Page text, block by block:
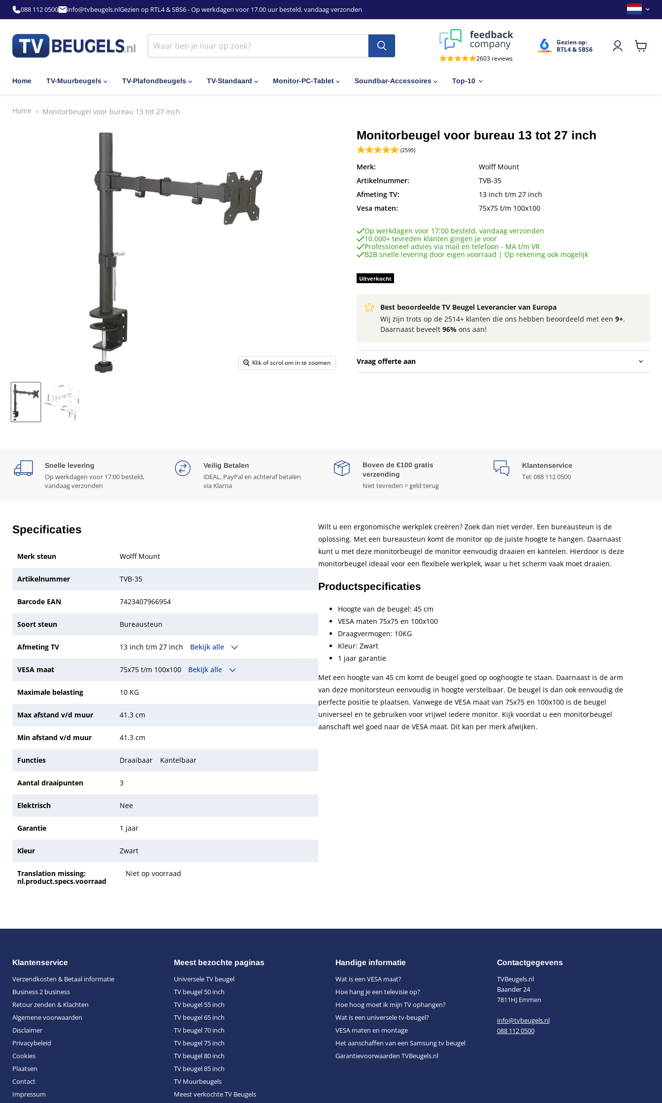
088 112 0500 info@tvbeugels.nlGezien op RTL4 & SBS6 - Op werkdagen voor 17.00 uur besteld, vandaag verzonden Land
2603 reviews
Gezien op:
RTL4 & SBS6
Home TV-Muurbeugels TV-Plafondbeugels TV-Standaard Monitor-PC-Tablet Soundbar-Accessoires Top-10
Home Monitorbeugel voor bureau 13 tot 27 inch
Klik of scrol om in te zoomen
Monitorbeugel voor bureau 13 tot 27 inch
(2595)
Merk:
Wolff Mount
Artikelnummer:
TVB-35
Afmeting TV:
13 inch t/m 27 inch
Vesa maten:
75x75 t/m 100x100
Op werkdagen voor 17:00 besteld, vandaag verzonden
10.000+ tevreden klanten gingen je voor
Professioneel advies via mail en telefoon - MA t/m VR
B2B snelle levering door eigen voorraad | Op rekening ook mogelijk
Uitverkocht
Best beoordeelde TV Beugel Leverancier van Europa
Wij zijn trots op de 2514+ klanten die ons hebben beoordeeld met een 9+.
Daarnaast beveelt 96%ons aan!
Vraag offerte aan
Snelle levering
Op werkdagen voor 17:00 besteld,
vandaag verzonden
Veilig Betalen
iDEAL, PayPal en achteraf betalen
via Klarna
Boven de €100 gratis
verzending
Niet tevreden = geld terug
Klantenservice
Tel: 088 112 0500
Specificaties
Merk steun Wolff Mount
Artikelnummer TVB-35
Barcode EAN 7423407966954
Soort steun Bureausteun
Afmeting TV 13 inch t/m 27 inch Bekijk alle
VESA maat 75x75 t/m 100x100 Bekijk alle
Maximale belasting 10 KG
Max afstand v/d muur 41.3 cm
Min afstand v/d muur 41.3 cm
Functies Draaibaar Kantelbaar
Aantal draaipunten 3
Elektrisch Nee
Garantie 1 jaar
Kleur Zwart
Translation missing:
nl.product.specs.voorraad
Niet op voorraad
Wilt u een ergonomische werkplek creëren? Zoek dan niet verder. Een bureausteun is de
oplossing. Met een bureausteun komt de monitor op de juiste hoogte te hangen. Daarnaast
kunt u met deze monitorbeugel de monitor eenvoudig draaien en kantelen. Hierdoor is deze
monitorbeugel ideaal voor een flexibele werkplek, waar u het scherm vaak moet draaien.
Productspecificaties
Hoogte van de beugel: 45 cm
VESA maten 75x75 en 100x100
Draagvermogen: 10KG
Kleur: Zwart
1 jaar garantie
Met een hoogte van 45 cm komt de beugel goed op ooghoogte te staan. Daarnaast is de arm
van deze monitorsteun eenvoudig in hoogte verstelbaar. De beugel is dan ook eenvoudig de
perfecte positie te plaatsen. Vanwege de VESA maat van 75x75 en 100x100 is de beugel
universeel en te gebruiken voor vrijwel iedere monitor. Kijk voordat u een monitorbeugel
aanschaft wel goed naar de VESA maat. Dit kan per merk afwijken.
Klantenservice
Verzendkosten & Betaal informatie
Business 2 business
Retour zenden & Klachten
Algemene voorwaarden
Disclaimer
Privacybeleid
Cookies
Plaatsen
Contact
Impressum
Meest bezochte paginas
Universele TV beugel
TV beugel 50 inch
TV beugel 55 inch
TV beugel 65 inch
TV beugel 70 inch
TV beugel 75 inch
TV beugel 80 inch
TV beugel 85 inch
TV Muurbeugels
Meest verkochte TV Beugels
Handige informatie
Wat is een VESA maat?
Hoe hang je een televisie op?
Hoe hoog moet ik mijn TV ophangen?
Wat is een universele tv-beugel?
VESA maten en montage
Het aanschaffen van een Samsung tv beugel
Garantievoorwaarden TVBeugels.nl
Contactgegevens
TVBeugels.nl
Baander 24
7811HJ Emmen
info@tvbeugels.nl
088 112 0500